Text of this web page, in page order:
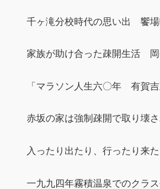
千ヶ滝分校時代の思い出 饗
家族が助け合った疎開生活 岡
「マラソン人生六〇年 有賀
赤坂の家は強制疎開で取り壊
入ったり出たり、行ったり来
一九九四年霧積温泉でのクラ